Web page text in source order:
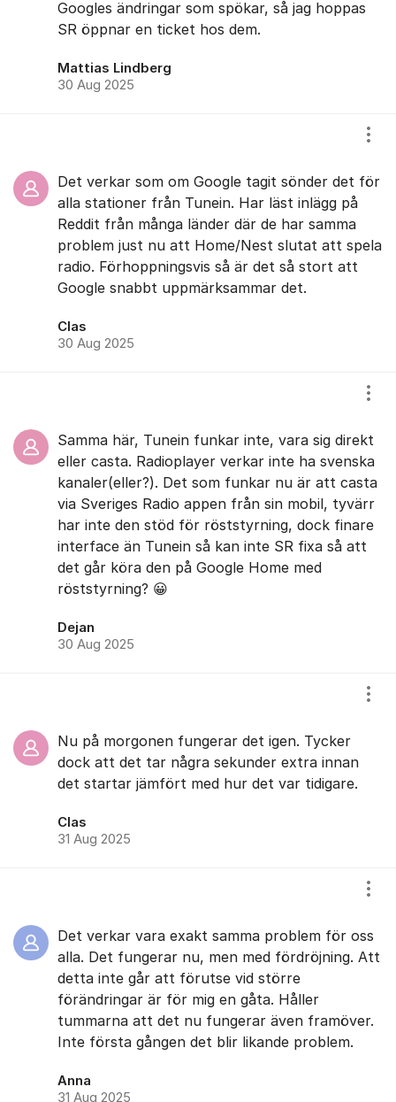
Googles ändringar som spökar, så jag hoppas
SR öppnar en ticket hos dem.
Mattias Lindberg
30 Aug 2025
Det verkar som om Google tagit sönder det för
alla stationer från Tunein. Har läst inlägg på
Reddit från många länder där de har samma
problem just nu att Home/Nest slutat att spela
radio. Förhoppningsvis så är det så stort att
Google snabbt uppmärksammar det.
Clas
30 Aug 2025
Samma här, Tunein funkar inte, vara sig direkt
eller casta. Radioplayer verkar inte ha svenska
kanaler(eller?). Det som funkar nu är att casta
via Sveriges Radio appen från sin mobil, tyvärr
har inte den stöd för röststyrning, dock finare
interface än Tunein så kan inte SR fixa så att
det går köra den på Google Home med
röststyrning? 😀
Dejan
30 Aug 2025
Nu på morgonen fungerar det igen. Tycker
dock att det tar några sekunder extra innan
det startar jämfört med hur det var tidigare.
Clas
31 Aug 2025
Det verkar vara exakt samma problem för oss
alla. Det fungerar nu, men med fördröjning. Att
detta inte går att förutse vid större
förändringar är för mig en gåta. Håller
tummarna att det nu fungerar även framöver.
Inte första gången det blir likande problem.
Anna
31 Aug 2025